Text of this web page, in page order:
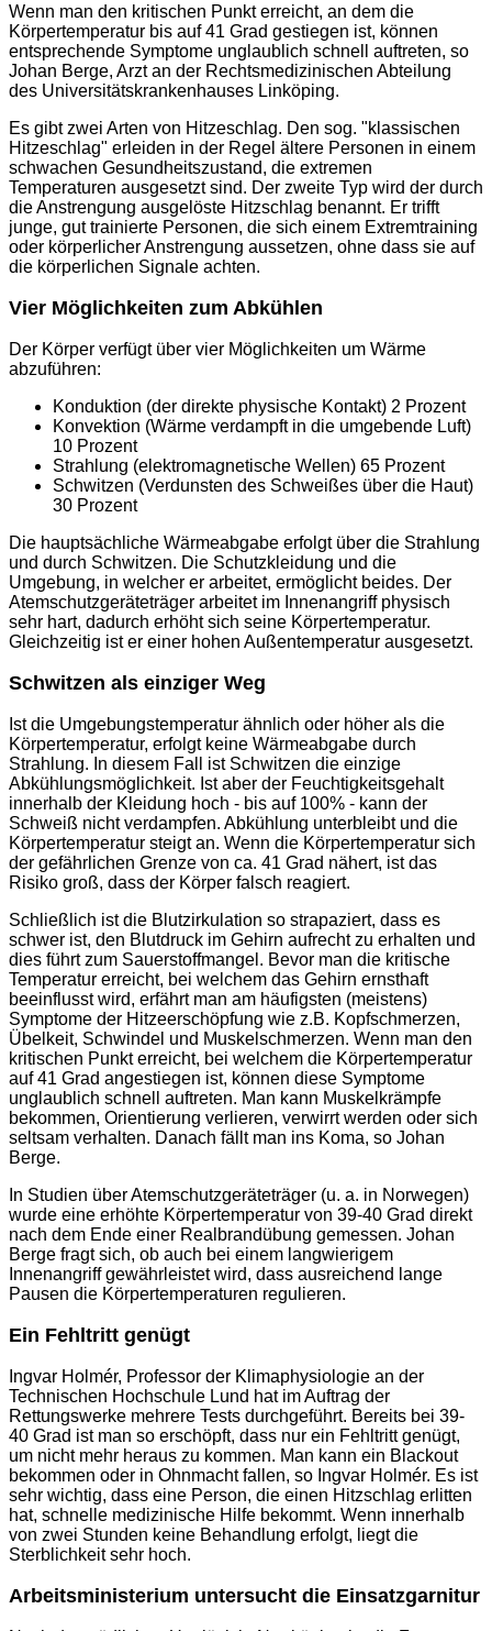
Wenn man den kritischen Punkt erreicht, an dem die
Körpertemperatur bis auf 41 Grad gestiegen ist, können
entsprechende Symptome unglaublich schnell auftreten, so
Johan Berge, Arzt an der Rechtsmedizinischen Abteilung
des Universitätskrankenhauses Linköping.
Es gibt zwei Arten von Hitzeschlag. Den sog. "klassischen
Hitzeschlag" erleiden in der Regel ältere Personen in einem
schwachen Gesundheitszustand, die extremen
Temperaturen ausgesetzt sind. Der zweite Typ wird der durch
die Anstrengung ausgelöste Hitzschlag benannt. Er trifft
junge, gut trainierte Personen, die sich einem Extremtraining
oder körperlicher Anstrengung aussetzen, ohne dass sie auf
die körperlichen Signale achten.
Vier Möglichkeiten zum Abkühlen
Der Körper verfügt über vier Möglichkeiten um Wärme
abzuführen:
Konduktion (der direkte physische Kontakt) 2 Prozent
Konvektion (Wärme verdampft in die umgebende Luft)
10 Prozent
Strahlung (elektromagnetische Wellen) 65 Prozent
Schwitzen (Verdunsten des Schweißes über die Haut)
30 Prozent
Die hauptsächliche Wärmeabgabe erfolgt über die Strahlung
und durch Schwitzen. Die Schutzkleidung und die
Umgebung, in welcher er arbeitet, ermöglicht beides. Der
Atemschutzgeräteträger arbeitet im Innenangriff physisch
sehr hart, dadurch erhöht sich seine Körpertemperatur.
Gleichzeitig ist er einer hohen Außentemperatur ausgesetzt.
Schwitzen als einziger Weg
Ist die Umgebungstemperatur ähnlich oder höher als die
Körpertemperatur, erfolgt keine Wärmeabgabe durch
Strahlung. In diesem Fall ist Schwitzen die einzige
Abkühlungsmöglichkeit. Ist aber der Feuchtigkeitsgehalt
innerhalb der Kleidung hoch - bis auf 100% - kann der
Schweiß nicht verdampfen. Abkühlung unterbleibt und die
Körpertemperatur steigt an. Wenn die Körpertemperatur sich
der gefährlichen Grenze von ca. 41 Grad nähert, ist das
Risiko groß, dass der Körper falsch reagiert.
Schließlich ist die Blutzirkulation so strapaziert, dass es
schwer ist, den Blutdruck im Gehirn aufrecht zu erhalten und
dies führt zum Sauerstoffmangel. Bevor man die kritische
Temperatur erreicht, bei welchem das Gehirn ernsthaft
beeinflusst wird, erfährt man am häufigsten (meistens)
Symptome der Hitzeerschöpfung wie z.B. Kopfschmerzen,
Übelkeit, Schwindel und Muskelschmerzen. Wenn man den
kritischen Punkt erreicht, bei welchem die Körpertemperatur
auf 41 Grad angestiegen ist, können diese Symptome
unglaublich schnell auftreten. Man kann Muskelkrämpfe
bekommen, Orientierung verlieren, verwirrt werden oder sich
seltsam verhalten. Danach fällt man ins Koma, so Johan
Berge.
In Studien über Atemschutzgeräteträger (u. a. in Norwegen)
wurde eine erhöhte Körpertemperatur von 39-40 Grad direkt
nach dem Ende einer Realbrandübung gemessen. Johan
Berge fragt sich, ob auch bei einem langwierigem
Innenangriff gewährleistet wird, dass ausreichend lange
Pausen die Körpertemperaturen regulieren.
Ein Fehltritt genügt
Ingvar Holmér, Professor der Klimaphysiologie an der
Technischen Hochschule Lund hat im Auftrag der
Rettungswerke mehrere Tests durchgeführt. Bereits bei 39-
40 Grad ist man so erschöpft, dass nur ein Fehltritt genügt,
um nicht mehr heraus zu kommen. Man kann ein Blackout
bekommen oder in Ohnmacht fallen, so Ingvar Holmér. Es ist
sehr wichtig, dass eine Person, die einen Hitzschlag erlitten
hat, schnelle medizinische Hilfe bekommt. Wenn innerhalb
von zwei Stunden keine Behandlung erfolgt, liegt die
Sterblichkeit sehr hoch.
Arbeitsministerium untersucht die Einsatzgarnitur